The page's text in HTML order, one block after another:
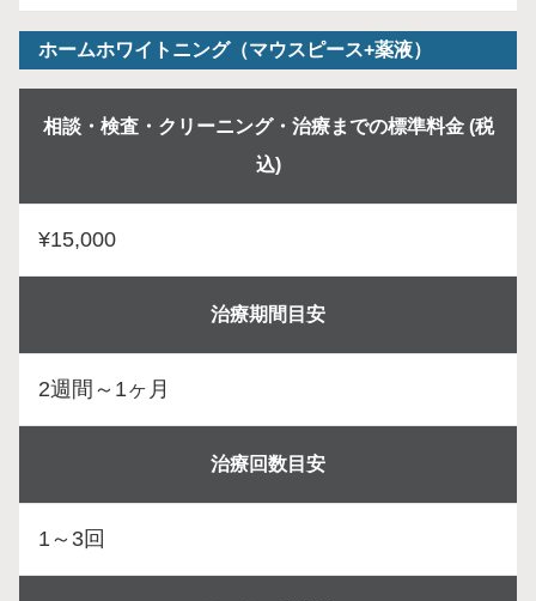
ホームホワイトニング（マウスピース+薬液）
相談・検査・クリーニング・治療までの標準料金 (税
込)
¥15,000
治療期間目安
2週間～1ヶ月
治療回数目安
1～3回